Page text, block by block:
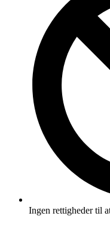
Ingen rettigheder til